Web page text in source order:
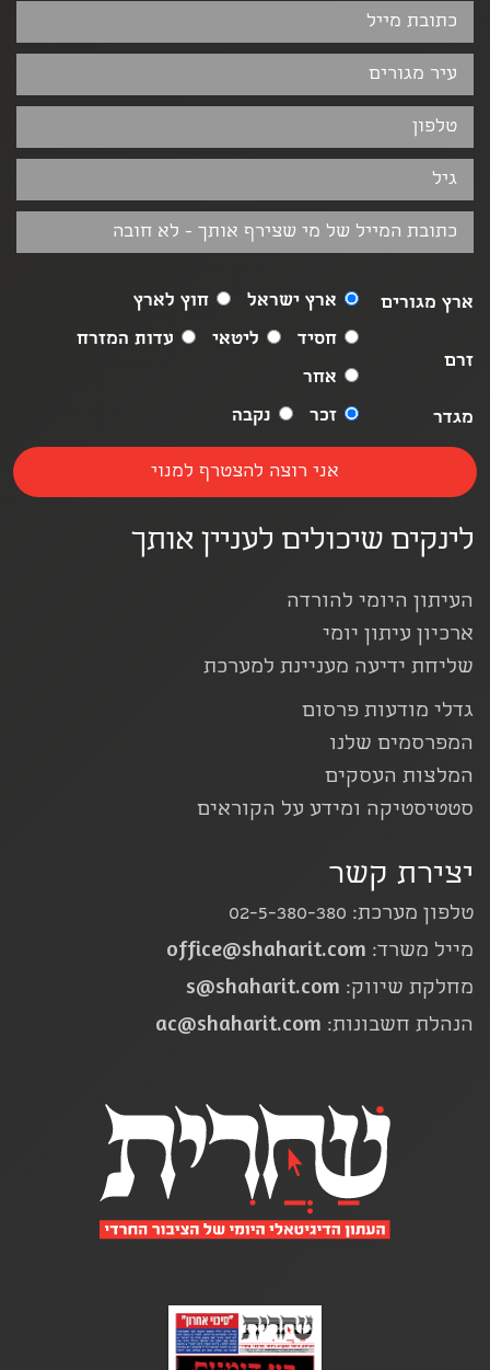
ארץ מגורים ארץ ישראל חוץ לארץ
זרם
חסיד ליטאי
עדות המזרח
אחר
מגדר
זכר נקבה
לינקים שיכולים לעניין אותך
העיתון היומי להורדה
ארכיון עיתון יומי
שליחת ידיעה מעניינת למערכת
גדלי מודעות פרסום
המפרסמים שלנו
המלצות העסקים
סטטיסטיקה ומידע על הקוראים
יצירת קשר
טלפון מערכת: 02-5-380-380
מייל משרד: office@shaharit.com
מחלקת שיווק: s@shaharit.com
הנהלת חשבונות: ac@shaharit.com